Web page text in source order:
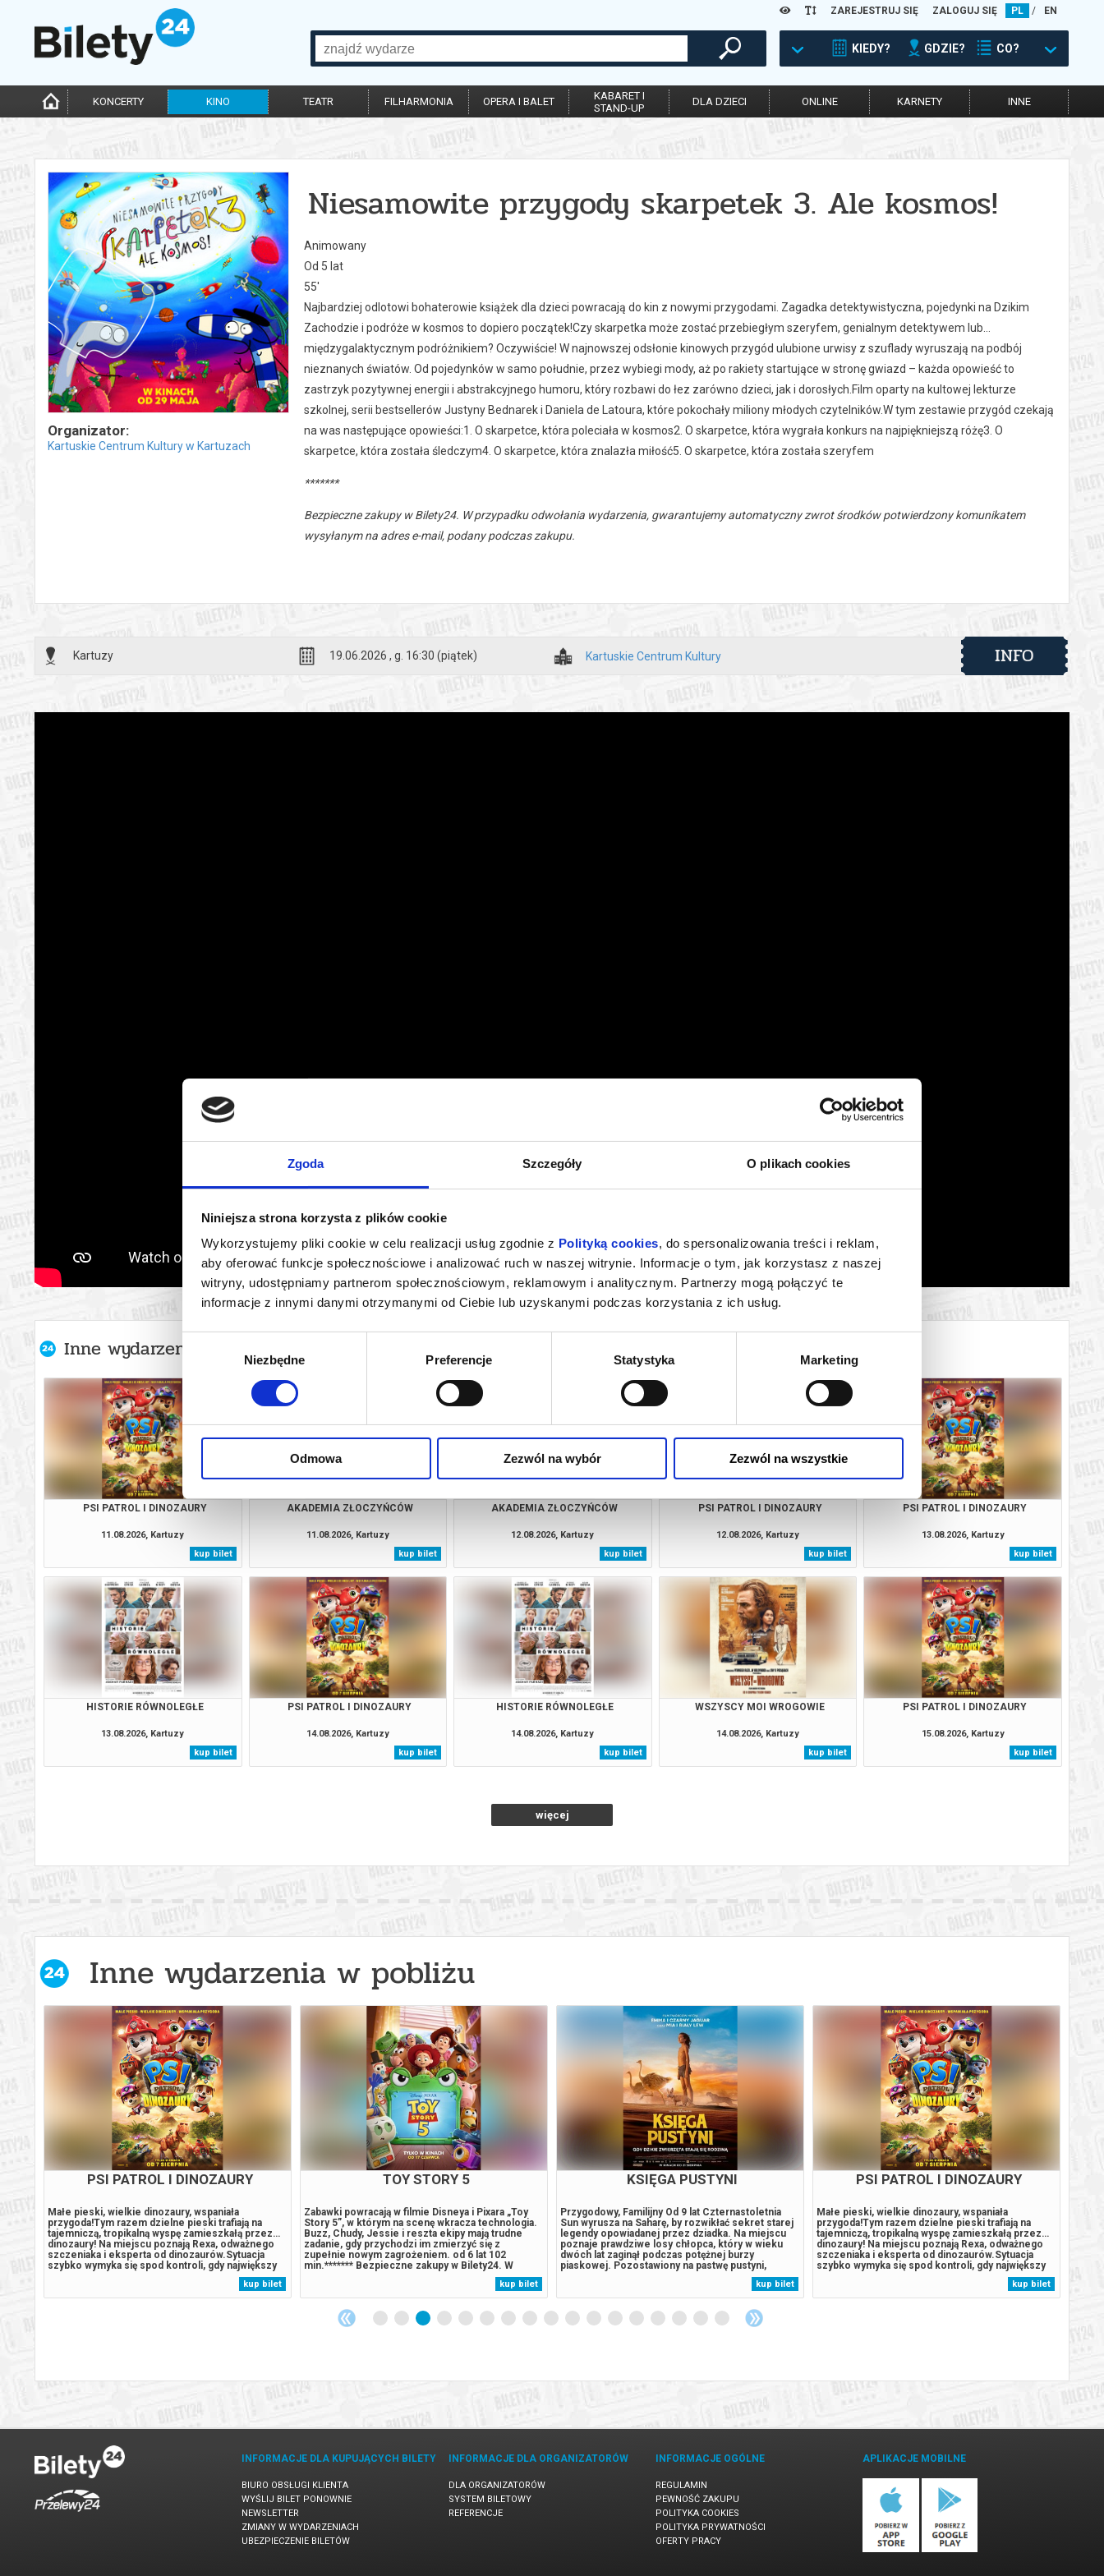
Zgoda Szczegóły O plikach cookies
Niniejsza strona korzysta z plików cookie
Wykorzystujemy pliki cookie w celu realizacji usług zgodnie z Polityką cookies, do spersonalizowania treści i reklam,
aby oferować funkcje społecznościowe i analizować ruch w naszej witrynie. Informacje o tym, jak korzystasz z naszej
witryny, udostępniamy partnerom społecznościowym, reklamowym i analitycznym. Partnerzy mogą połączyć te
informacje z innymi danymi otrzymanymi od Ciebie lub uzyskanymi podczas korzystania z ich usług.
Niezbędne Preferencje Statystyka Marketing
Odmowa Zezwól na wybór Zezwól na wszystkie
ZAREJESTRUJ SIĘ ZALOGUJ SIĘ PL / EN
KIEDY? GDZIE? CO?
KONCERTY KINO TEATR FILHARMONIA OPERA I BALET
KABARET I
STAND-UP
DLA DZIECI ONLINE KARNETY INNE
Organizator:
Kartuskie Centrum Kultury w Kartuzach
Niesamowite przygody skarpetek 3. Ale kosmos!
Animowany
Od 5 lat
55'
Najbardziej odlotowi bohaterowie książek dla dzieci powracają do kin z nowymi przygodami. Zagadka detektywistyczna, pojedynki na Dzikim
Zachodzie i podróże w kosmos to dopiero początek!Czy skarpetka może zostać przebiegłym szeryfem, genialnym detektywem lub…
międzygalaktycznym podróżnikiem? Oczywiście! W najnowszej odsłonie kinowych przygód ulubione urwisy z szuflady wyruszają na podbój
nieznanych światów. Od pojedynków w samo południe, przez wybiegi mody, aż po rakiety startujące w stronę gwiazd – każda opowieść to
zastrzyk pozytywnej energii i abstrakcyjnego humoru, który rozbawi do łez zarówno dzieci, jak i dorosłych.Film oparty na kultowej lekturze
szkolnej, serii bestsellerów Justyny Bednarek i Daniela de Latoura, które pokochały miliony młodych czytelników.W tym zestawie przygód czekają
na was następujące opowieści:1. O skarpetce, która poleciała w kosmos2. O skarpetce, która wygrała konkurs na najpiękniejszą różę3. O
skarpetce, która została śledczym4. O skarpetce, która znalazła miłość5. O skarpetce, która została szeryfem
*******
Bezpieczne zakupy w Bilety24. W przypadku odwołania wydarzenia, gwarantujemy automatyczny zwrot środków potwierdzony komunikatem
wysyłanym na adres e-mail, podany podczas zakupu.
Kartuzy 19.06.2026 , g. 16:30 (piątek) Kartuskie Centrum Kultury INFO
Inne wydarzenia organizatora
PSI PATROL I DINOZAURY
11.08.2026, Kartuzy
kup bilet
AKADEMIA ZŁOCZYŃCÓW
11.08.2026, Kartuzy
kup bilet
AKADEMIA ZŁOCZYŃCÓW
12.08.2026, Kartuzy
kup bilet
PSI PATROL I DINOZAURY
12.08.2026, Kartuzy
kup bilet
PSI PATROL I DINOZAURY
13.08.2026, Kartuzy
kup bilet
HISTORIE RÓWNOLEGŁE
13.08.2026, Kartuzy
kup bilet
PSI PATROL I DINOZAURY
14.08.2026, Kartuzy
kup bilet
HISTORIE RÓWNOLEGŁE
14.08.2026, Kartuzy
kup bilet
WSZYSCY MOI WROGOWIE
14.08.2026, Kartuzy
kup bilet
PSI PATROL I DINOZAURY
15.08.2026, Kartuzy
kup bilet
więcej
Inne wydarzenia w pobliżu
PSI PATROL I DINOZAURY
Małe pieski, wielkie dinozaury, wspaniała
przygoda!Tym razem dzielne pieski trafiają na
tajemniczą, tropikalną wyspę zamieszkałą przez…
dinozaury! Na miejscu poznają Rexa, odważnego
szczeniaka i eksperta od dinozaurów.Sytuacja
szybko wymyka się spod kontroli, gdy największy
rywal Psiego Patrolu, burmistrz Humdinger,
również pojawia się na wyspie. Jego nierozważne
działania prowadzą do przebudzenia...
kup bilet
TOY STORY 5
Zabawki powracają w filmie Disneya i Pixara „Toy
Story 5”, w którym na scenę wkracza technologia.
Buzz, Chudy, Jessie i reszta ekipy mają trudne
zadanie, gdy przychodzi im zmierzyć się z
zupełnie nowym zagrożeniem. od 6 lat 102
min.******* Bezpieczne zakupy w Bilety24. W
przypadku odwołania wydarzenia, gwarantujemy
automatyczny zwrot środków potwierdzony
komunikatem wysyłanym na adres e-mail,...
kup bilet
KSIĘGA PUSTYNI
Przygodowy, Familijny Od 9 lat Czternastoletnia
Sun wyrusza na Saharę, by rozwikłać sekret starej
legendy opowiadanej przez dziadka. Na miejscu
poznaje prawdziwe losy chłopca, który w wieku
dwóch lat zaginął podczas potężnej burzy
piaskowej. Pozostawiony na pastwę pustyni,
strusi.******* Bezpieczne zakupy w Bilety24. W
przypadku odwołania wydarzenia, gwarantujemy...
kup bilet
PSI PATROL I DINOZAURY
Małe pieski, wielkie dinozaury, wspaniała
przygoda!Tym razem dzielne pieski trafiają na
tajemniczą, tropikalną wyspę zamieszkałą przez…
dinozaury! Na miejscu poznają Rexa, odważnego
szczeniaka i eksperta od dinozaurów.Sytuacja
szybko wymyka się spod kontroli, gdy największy
rywal Psiego Patrolu, burmistrz Humdinger,
również pojawia się na wyspie. Jego nierozważne
działania prowadzą do przebudzenia...
kup bilet
INFORMACJE DLA KUPUJĄCYCH BILETY
BIURO OBSŁUGI KLIENTA
WYŚLIJ BILET PONOWNIE
NEWSLETTER
ZMIANY W WYDARZENIACH
UBEZPIECZENIE BILETÓW
INFORMACJE DLA ORGANIZATORÓW
DLA ORGANIZATORÓW
SYSTEM BILETOWY
REFERENCJE
INFORMACJE OGÓLNE
REGULAMIN
PEWNOŚĆ ZAKUPU
POLITYKA COOKIES
POLITYKA PRYWATNOŚCI
OFERTY PRACY
APLIKACJE MOBILNE